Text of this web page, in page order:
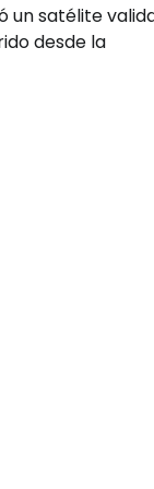
un satélite
desde la